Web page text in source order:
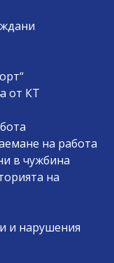
от КТ
на работа
в чужбина
на
и нарушения